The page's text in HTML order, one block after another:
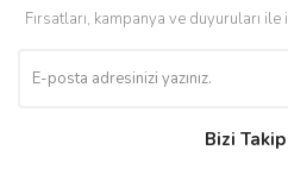
Fırsatları, kampanya ve duyuruları
Bizi